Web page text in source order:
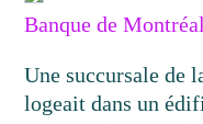
Banque de
Une succursale de
logeait dans un